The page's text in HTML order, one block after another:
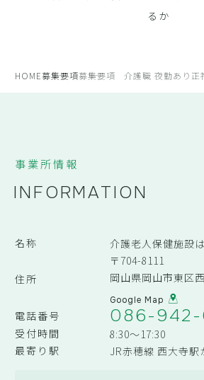
るか
HOME募集要項募集要項 介護職 夜勤あり
事業所情報
INFORMATION
名称 介護老人保健施設
住所
〒704-8111
岡山県岡山市東区
Google Map
電話番号 086-
受付時間
8:30～17:30
最寄り駅
JR赤穂線 西大寺駅